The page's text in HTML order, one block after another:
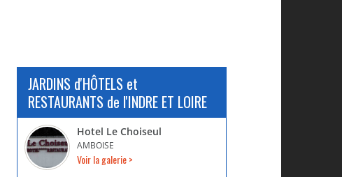
JARDINS d'HÔTELS et
RESTAURANTS de l'INDRE ET LOIRE
Hotel Le Choiseul
AMBOISE
Voir la galerie >